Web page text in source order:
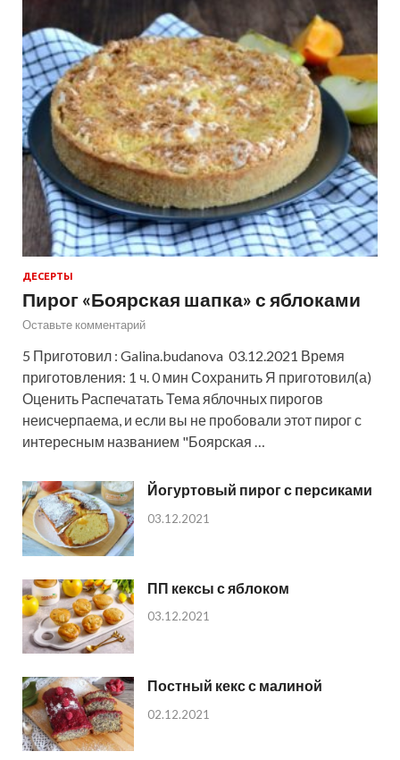
ДЕСЕРТЫ
Пирог «Боярская шапка» с яблоками
Оставьте комментарий
5 Приготовил : Galina.budanova 03.12.2021 Время
приготовления: 1 ч. 0 мин Сохранить Я приготовил(а)
Оценить Распечатать Тема яблочных пирогов
неисчерпаема, и если вы не пробовали этот пирог с
интересным названием "Боярская …
Йогуртовый пирог с персиками
03.12.2021
ПП кексы с яблоком
03.12.2021
Постный кекс с малиной
02.12.2021